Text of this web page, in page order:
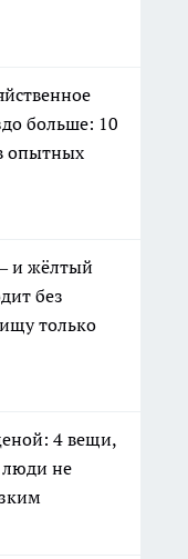
больше: 10
опытных
и жёлтый
без
только
4 вещи,
не